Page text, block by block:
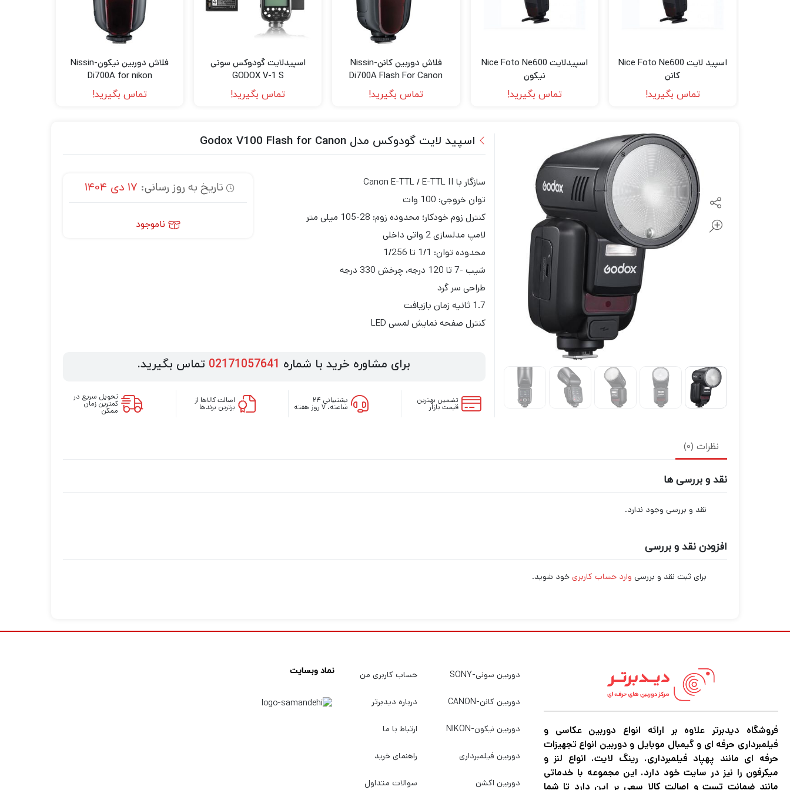
لنز سامیانگ-Samyang
لنز فوجی فیلم – FujiFilm
اسپید لایت Nice Foto Ne600
کانن
تماس بگیرید!
اسپیدلایت Nice Foto Ne600
نیکون
تماس بگیرید!
فلاش دوربین کانن-Nissin
Di700A Flash For Canon
تماس بگیرید!
اسپیدلایت گودوکس سونی
GODOX V-1 S
تماس بگیرید!
فلاش دوربین نیکون-Nissin
Di700A for nikon
تماس بگیرید!
اسپید لایت گودوکس مدل Godox V100 Flash for Canon
سازگار با Canon E-TTL / E-TTL II
توان خروجی: 100 وات
کنترل زوم خودکار؛ محدوده زوم: 28-105 میلی متر
لامپ مدلسازی 2 واتی داخلی
محدوده توان: 1/1 تا 1/256
شیب -7 تا 120 درجه، چرخش 330 درجه
طراحی سر گرد
1.7 ثانیه زمان بازیافت
کنترل صفحه نمایش لمسی LED
تاریخ به روز رسانی: 17 دی 1404
ناموجود
برای مشاوره خرید با شماره 02171057641 تماس بگیرید.
تضمین بهترین
قیمت بازار
پشتیبانی ۲۴
ساعته، ۷ روز هفته
اصالت کالاها از
برترین برندها
تحویل سریع در
کمترین زمان
ممکن
نظرات (0)
نقد و بررسی ها
نقد و بررسی وجود ندارد.
افزودن نقد و بررسی
برای ثبت نقد و بررسی وارد حساب کاربری خود شوید.
فروشگاه دیدبرتر علاوه بر ارائه انواع دوربین عکاسی و
فیلمبرداری حرفه ای و گیمبال موبایل و دوربین انواع تجهیزات
حرفه ای مانند پهپاد فیلمبرداری، رینگ لایت، انواع لنز و
میکرفون را نیز در سایت خود دارد. این مجموعه با خدماتی
مانند ضمانت تست و اصالت کالا سعی بر این دارد تا شما
دوربین سونی-SONY
دوربین کانن-CANON
دوربین نیکون-NIKON
دوربین فیلمبرداری
دوربین اکشن
حساب کاربری من
درباره دیدبرتر
ارتباط با ما
راهنمای خرید
سوالات متداول
نماد وبسایت